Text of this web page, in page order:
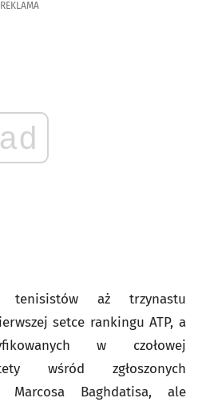
REKLAMA
ad
tenisistów aż trzynastu
setce rankingu ATP, a
w czołowej
wśród zgłoszonych
Baghdatisa, ale